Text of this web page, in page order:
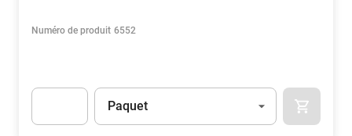
Numéro de produit 6552
Unité
Paquet